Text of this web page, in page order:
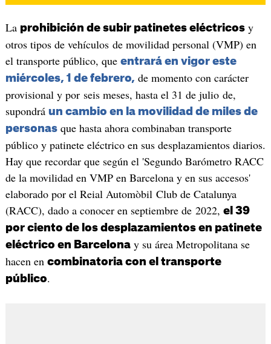
La prohibición de subir patinetes eléctricosy
otros tipos de vehículos de movilidad personal (VMP) en
el transporte público, que entrará en vigor este
miércoles, 1 de febrero, de momento con carácter
provisional y por seis meses, hasta el 31 de julio de,
supondrá un cambio en la movilidad de miles de
personasque hasta ahora combinaban transporte
público y patinete eléctrico en sus desplazamientos diarios.
Hay que recordar que según el 'Segundo Barómetro RACC
de la movilidad en VMP en Barcelona y en sus accesos'
elaborado por el Reial Automòbil Club de Catalunya
(RACC), dado a conocer en septiembre de 2022, el 39
por ciento de los desplazamientos en patinete
eléctrico en Barcelonay su área Metropolitana se
hacen en combinatoria con el transporte
público.